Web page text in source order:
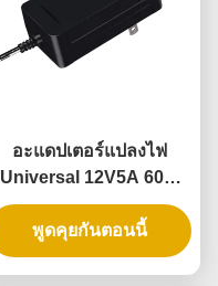
อะแดปเตอร์แปลงไฟ
Universal 12V5A 60W
พร้อมรับประกัน 3 ปี
สำหรับไฟเชือก LED แบบ
ยืดหยุ่น
พูดคุยกันตอนนี้